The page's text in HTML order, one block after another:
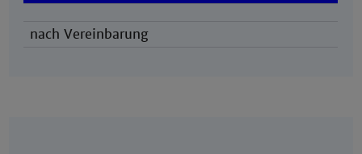
nach Vereinbarung